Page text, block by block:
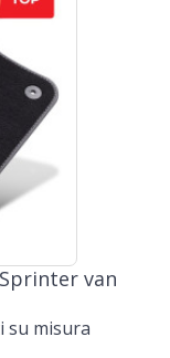
van
su misura